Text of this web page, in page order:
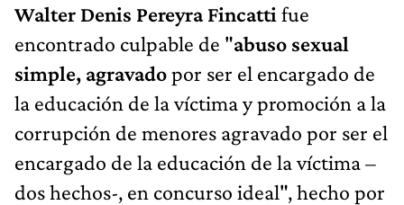
Walter Denis Pereyra Fincatti fue
encontrado culpable de "abuso sexual
simple, agravadopor ser el encargado de
la educación de la víctima y promoción a la
corrupción de menores agravado por ser el
encargado de la educación de la víctima –
dos hechos-, en concurso ideal", hecho por